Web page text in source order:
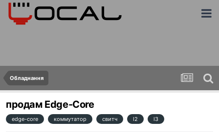
Обладнання
продам Edge-Core
edge-core коммутатор свитч l2 l3